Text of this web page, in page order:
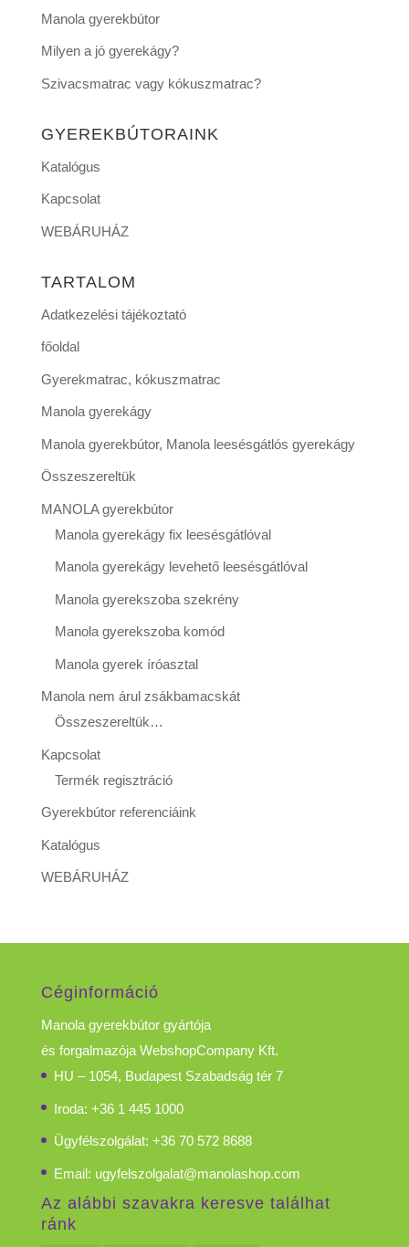
Manola gyerekbútor
Milyen a jó gyerekágy?
Szivacsmatrac vagy kókuszmatrac?
GYEREKBÚTORAINK
Katalógus
Kapcsolat
WEBÁRUHÁZ
TARTALOM
Adatkezelési tájékoztató
főoldal
Gyerekmatrac, kókuszmatrac
Manola gyerekágy
Manola gyerekbútor, Manola leesésgátlós gyerekágy
Összeszereltük
MANOLA gyerekbútor
Manola gyerekágy fix leesésgátlóval
Manola gyerekágy levehető leesésgátlóval
Manola gyerekszoba szekrény
Manola gyerekszoba komód
Manola gyerek íróasztal
Manola nem árul zsákbamacskát
Összeszereltük…
Kapcsolat
Termék regisztráció
Gyerekbútor referenciáink
Katalógus
WEBÁRUHÁZ
Céginformáció
Manola gyerekbútor gyártója
és forgalmazója WebshopCompany Kft.
HU – 1054, Budapest Szabadság tér 7
Iroda: +36 1 445 1000
Ügyfélszolgálat: +36 70 572 8688
Email: ugyfelszolgalat@manolashop.com
Az alábbi szavakra keresve találhat
ránk